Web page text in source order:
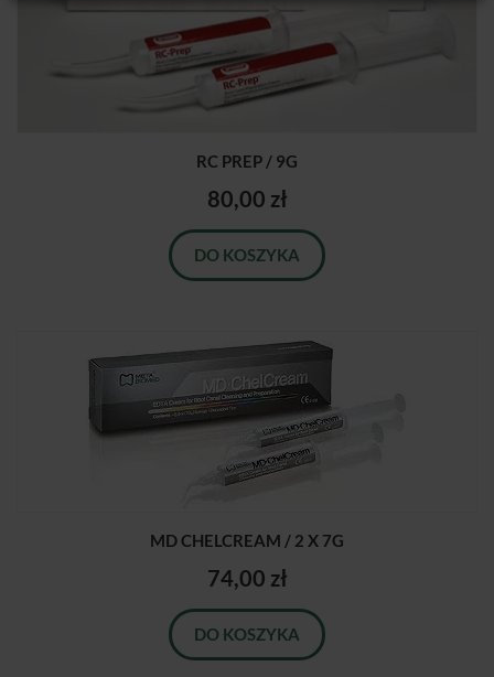
RC PREP / 9G
80,00 zł
DO KOSZYKA
MD CHELCREAM / 2 X 7G
74,00 zł
DO KOSZYKA